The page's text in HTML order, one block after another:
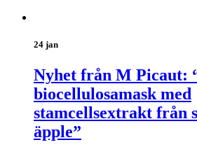
24 jan
Nyhet från M Picaut:
biocellulosamask med
stamcellsextrakt från
äpple”